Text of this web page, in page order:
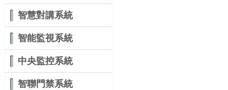
智慧對講系統
智能監視系統
中央監控系統
智聯門禁系統